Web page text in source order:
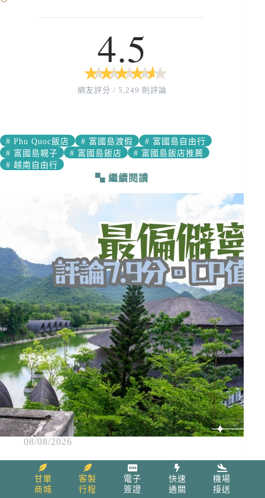
甘單
商城
客製
行程
電子
簽證
快速
通關
機場
接送
4.5
★
★ ★
★ ★
★ ★
★ ★
★
網友評分 / 5,249 則評論
# Phu Quoc飯店 # 富國島渡假 # 富國島自由行
# 富國島親子 # 富國島飯店 # 富國島飯店推薦
# 越南自由行
繼續閱讀
08/08/2026
猶豫過的CP值之選！Wyndham Grand Vedana Ninh
Binh Resort 評價、房型與隱形交通成本全解析